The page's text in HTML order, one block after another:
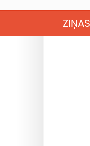
ZIŅAS